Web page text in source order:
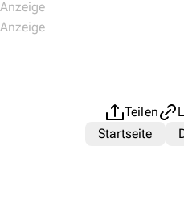
Teilen
Startseite